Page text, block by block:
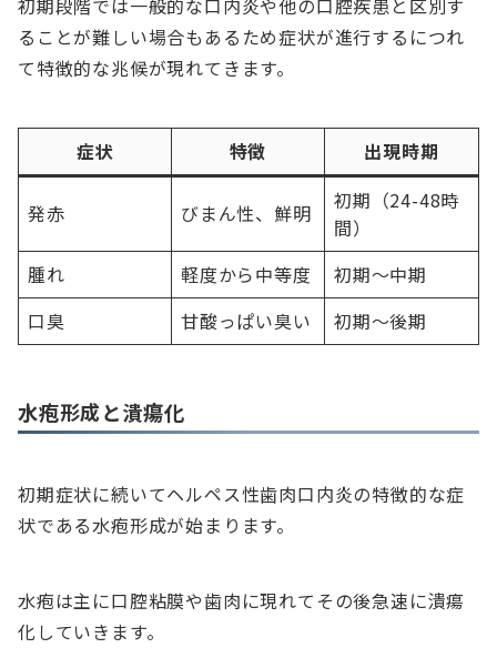
初期段階では一般的な口内炎や他の口腔疾患と区別す
ることが難しい場合もあるため症状が進行するにつれ
て特徴的な兆候が現れてきます。
症状 特徴 出現時期
発赤 びまん性、鮮明
初期（24-48時
間）
腫れ
軽度から中等度
初期〜中期
口臭
甘酸っぱい臭い 初期〜後期
水疱形成と潰瘍化
初期症状に続いてヘルペス性歯肉口内炎の特徴的な症
状である水疱形成が始まります。
水疱は主に口腔粘膜や歯肉に現れてその後急速に潰瘍
化していきます。